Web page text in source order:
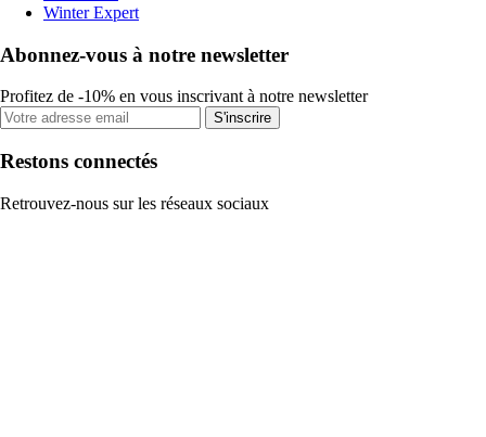
Winter Expert
Abonnez-vous à notre newsletter
Profitez de -10% en vous inscrivant à notre newsletter
S'inscrire
Restons connectés
Retrouvez-nous sur les réseaux sociaux